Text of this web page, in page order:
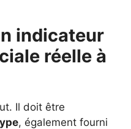
indicateur
réelle à
Il doit être
, également fourni